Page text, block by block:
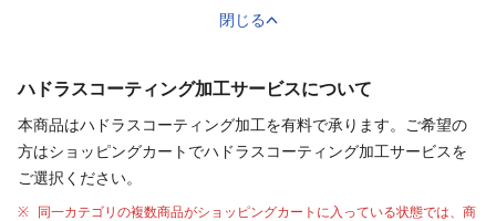
閉じる
ハドラスコーティング加工サービスについて
本商品はハドラスコーティング加工を有料で承ります。ご希望の
方はショッピングカートでハドラスコーティング加工サービスを
ご選択ください。
同一カテゴリの複数商品がショッピングカートに入っている状態では、商